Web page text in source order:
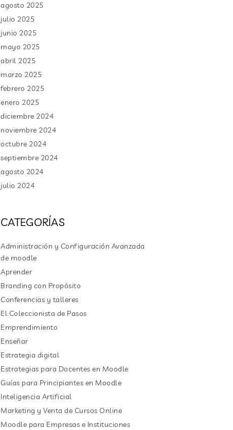
agosto 2025
julio 2025
junio 2025
mayo 2025
abril 2025
marzo 2025
febrero 2025
enero 2025
diciembre 2024
noviembre 2024
octubre 2024
septiembre 2024
agosto 2024
julio 2024
CATEGORÍAS
Administración y Configuración Avanzada
de moodle
Aprender
Branding con Propósito
Conferencias y talleres
El Coleccionista de Pasos
Emprendimiento
Enseñar
Estrategia digital
Estrategias para Docentes en Moodle
Guías para Principiantes en Moodle
Inteligencia Artificial
Marketing y Venta de Cursos Online
Moodle para Empresas e Instituciones